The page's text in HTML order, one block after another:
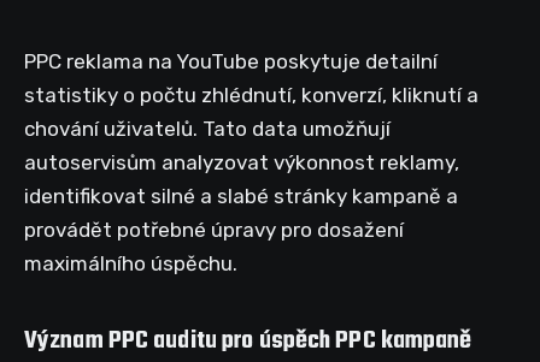
PPC reklama na YouTube poskytuje detailní
statistiky o počtu zhlédnutí, konverzí, kliknutí a
chování uživatelů. Tato data umožňují
autoservisům analyzovat výkonnost reklamy,
identifikovat silné a slabé stránky kampaně a
provádět potřebné úpravy pro dosažení
maximálního úspěchu.
Význam PPC auditu pro úspěch PPC kampaně